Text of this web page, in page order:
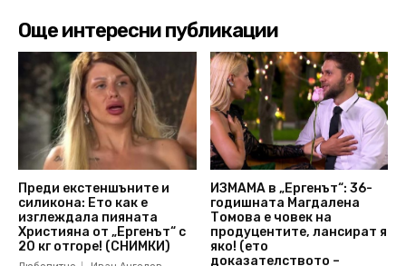
Още интересни публикации
Преди екстеншъните и
силикона: Ето как е
изглеждала пияната
Християна от „Ергенът“ с
20 кг отгоре! (СНИМКИ)
ИЗМАМА в „Ергенът“: 36-
годишната Магдалена
Томова е човек на
продуцентите, лансират я
яко! (ето
доказателството –